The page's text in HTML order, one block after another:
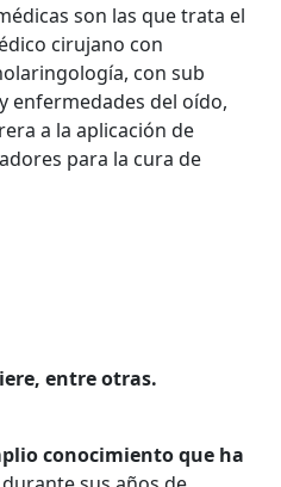
son las que trata el
cirujano con
con sub
enfermedades del oído,
a la aplicación de
para la cura de
entre otras.
conocimiento que ha